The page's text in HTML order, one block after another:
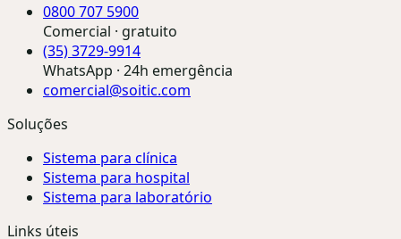
0800 707 5900
Comercial · gratuito
(35) 3729-9914
WhatsApp · 24h emergência
comercial@soitic.com
Soluções
Sistema para clínica
Sistema para hospital
Sistema para laboratório
Links úteis